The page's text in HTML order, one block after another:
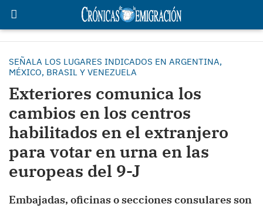
SEÑALA LOS LUGARES INDICADOS EN ARGENTINA,
MÉXICO, BRASIL Y VENEZUELA
Exteriores comunica los
cambios en los centros
habilitados en el extranjero
para votar en urna en las
europeas del 9-J
Embajadas, oficinas o secciones consulares son